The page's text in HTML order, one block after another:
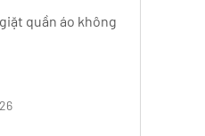
quần áo không